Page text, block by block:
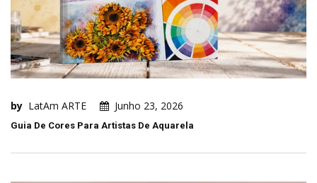
by LatAm ARTE Junho 23, 2026
Guia De Cores Para Artistas De Aquarela